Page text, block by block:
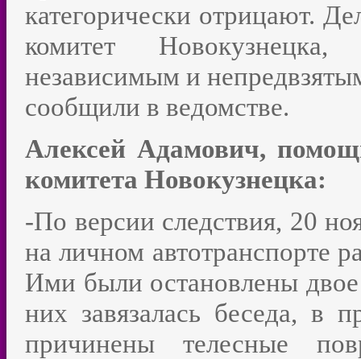
категорически отрицают.
комитет
независимым и
сообщили в ведомстве.
Алексей Адамович,
комитета Новокузнецка:
-По версии следствия, 20
на личном автотранспорте
Ими были остановлены
них завязалась беседа, в
причинены телесные